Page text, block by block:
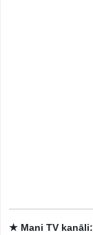
★ Mani TV kanāli: